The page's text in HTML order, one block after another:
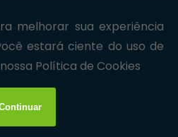
seguir essas dicas, você
para identificar prestadores
qualidade e preços justos.
para garantir a eficiência
de TI, e escolher o